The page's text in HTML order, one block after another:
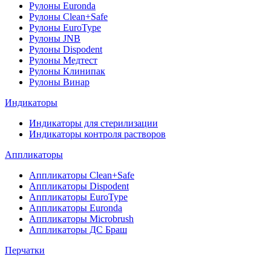
Рулоны Euronda
Рулоны Clean+Safe
Рулоны EuroType
Рулоны JNB
Рулоны Dispodent
Рулоны Медтест
Рулоны Клинипак
Рулоны Винар
Индикаторы
Индикаторы для стерилизации
Индикаторы контроля растворов
Аппликаторы
Аппликаторы Clean+Safe
Аппликаторы Dispodent
Аппликаторы EuroType
Аппликаторы Euronda
Аппликаторы Microbrush
Аппликаторы ДС Браш
Перчатки